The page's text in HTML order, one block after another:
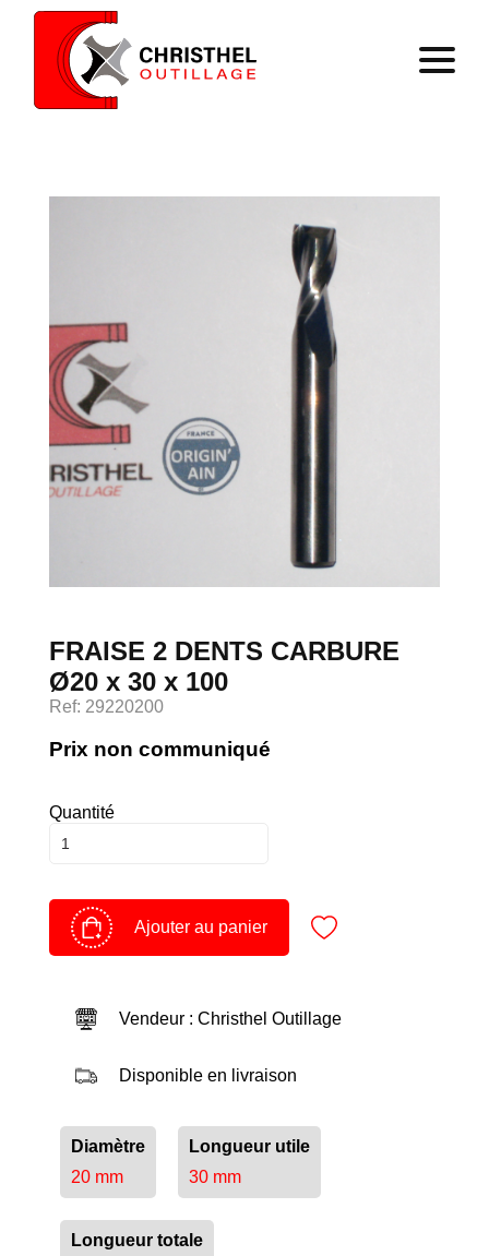
Catalogue
Panier
FRAISE 2 DENTS CARBURE
Ø20 x 30 x 100
Ref: 29220200
Prix non communiqué
Quantité
Ajouter au panier
Vendeur : Christhel Outillage
Disponible en livraison
Diamètre
20 mm
Longueur utile
30 mm
Longueur totale